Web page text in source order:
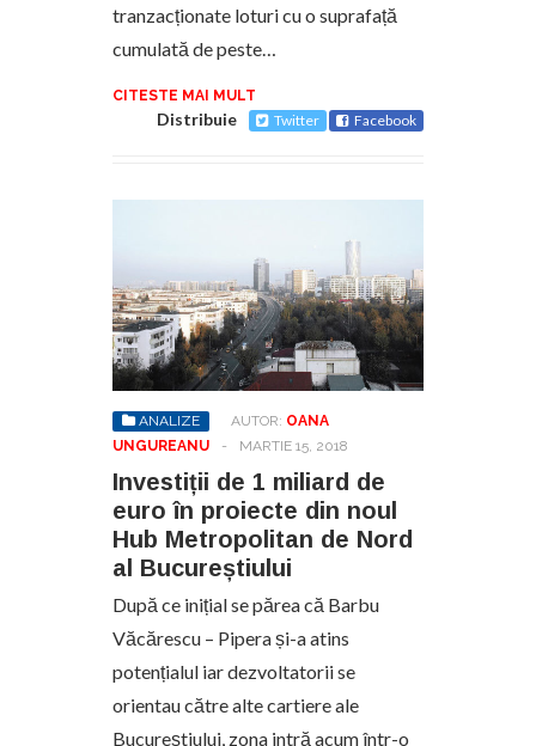
tranzacționate loturi cu o suprafață
cumulată de peste…
CITESTE MAI MULT
Distribuie Twitter Facebook
ANALIZE AUTOR: OANA
UNGUREANU
- MARTIE 15, 2018
Investiții de 1 miliard de
euro în proiecte din noul
Hub Metropolitan de Nord
al Bucureștiului
După ce inițial se părea că Barbu
Văcărescu – Pipera și-a atins
potențialul iar dezvoltatorii se
orientau către alte cartiere ale
Bucureștiului, zona intră acum într-o